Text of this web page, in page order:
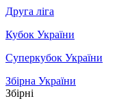
Друга ліга
Кубок України
Суперкубок України
Збірна України
Збірні